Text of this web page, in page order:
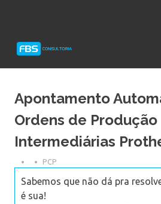
Protheus
Apontamento
Ordens de Produção
Intermediárias
PCP
Sabemos que não dá pra
é sua!